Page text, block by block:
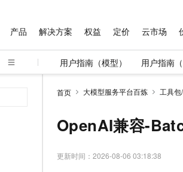
产品 解决方案 权益 定价 云市场
用户指南（模型） 用户指南（
首页 大模型服务平台百炼 工具
OpenAI兼容-
更新时间： 2026-08-06 03:18:38
千问AI平台
大模型
文本生成
精选产品
大模型服务平台百炼 大模型
千问大模型 大模型
精选解决方案
千问办公，解锁你的工作新方式 NEW
Agency Agents：拥有专属领域专家
普惠上云
普惠上云 官方力荐
官方推荐返现计划
产品定价
云上成本管理
精选商城
网站建设
Salesforce 国际版订阅
友盟天域
成为销售伙伴
分销伙伴
售前咨询
在线服务
售后服务
自助服务
为什么选择阿里云
什么是云计算
安全合规